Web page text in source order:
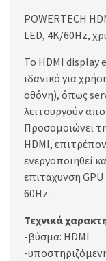
POWERTECH
LED, 4K/60Hz,
Το HDMI display
ιδανικό για
οθόνη), όπως
λειτουργούν
Προσομοιώνει
HDMI,
ενεργοποιηθεί
επιτάχυνση GPU
60Hz.
Τεχνικά
-βύσμα: HDMI
-